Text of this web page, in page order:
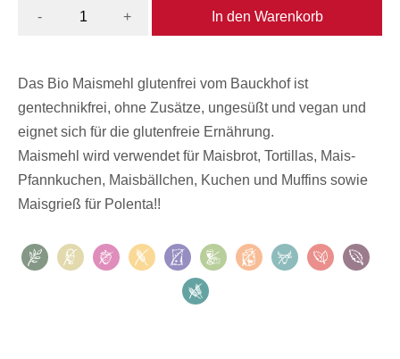
- + In den Warenkorb
Das Bio Maismehl glutenfrei vom Bauckhof ist
gentechnikfrei, ohne Zusätze, ungesüßt und vegan und
eignet sich für die glutenfreie Ernährung.
Maismehl wird verwendet für Maisbrot, Tortillas, Mais-
Pfannkuchen, Maisbällchen, Kuchen und Muffins sowie
Maisgrieß für Polenta!!